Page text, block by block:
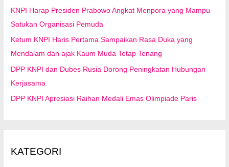
KNPI Harap Presiden Prabowo Angkat Menpora yang Mampu
Satukan Organisasi Pemuda
Ketum KNPI Haris Pertama Sampaikan Rasa Duka yang
Mendalam dan ajak Kaum Muda Tetap Tenang
DPP KNPI dan Dubes Rusia Dorong Peningkatan Hubungan
Kerjasama
DPP KNPI Apresiasi Raihan Medali Emas Olimpiade Paris
KATEGORI